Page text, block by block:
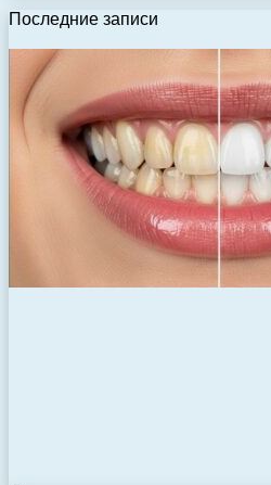
Последние записи